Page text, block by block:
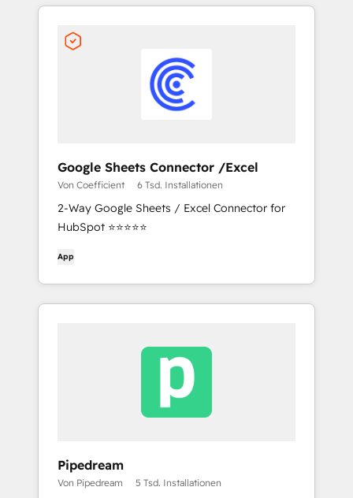
Google Sheets Connector /Excel
Von Coefficient 6 Tsd. Installationen
2-Way Google Sheets / Excel Connector for
HubSpot ⭐⭐⭐⭐⭐
App
Pipedream
Von Pipedream 5 Tsd. Installationen